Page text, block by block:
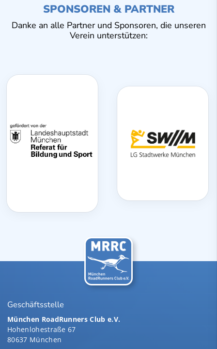
SPONSOREN & PARTNER
Danke an alle Partner und Sponsoren, die unseren
Verein unterstützen:
Geschäftsstelle
München RoadRunners Club e.V.
Hohenlohestraße 67
80637 München